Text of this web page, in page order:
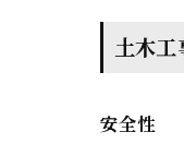
土木
安全性